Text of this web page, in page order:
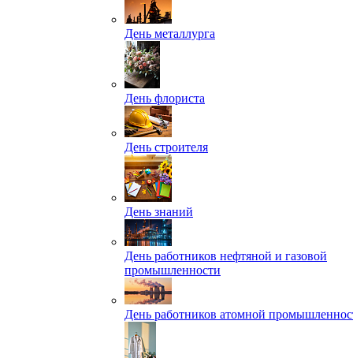
День металлурга
День флориста
День строителя
День знаний
День работников нефтяной и газовой
промышленности
День работников атомной